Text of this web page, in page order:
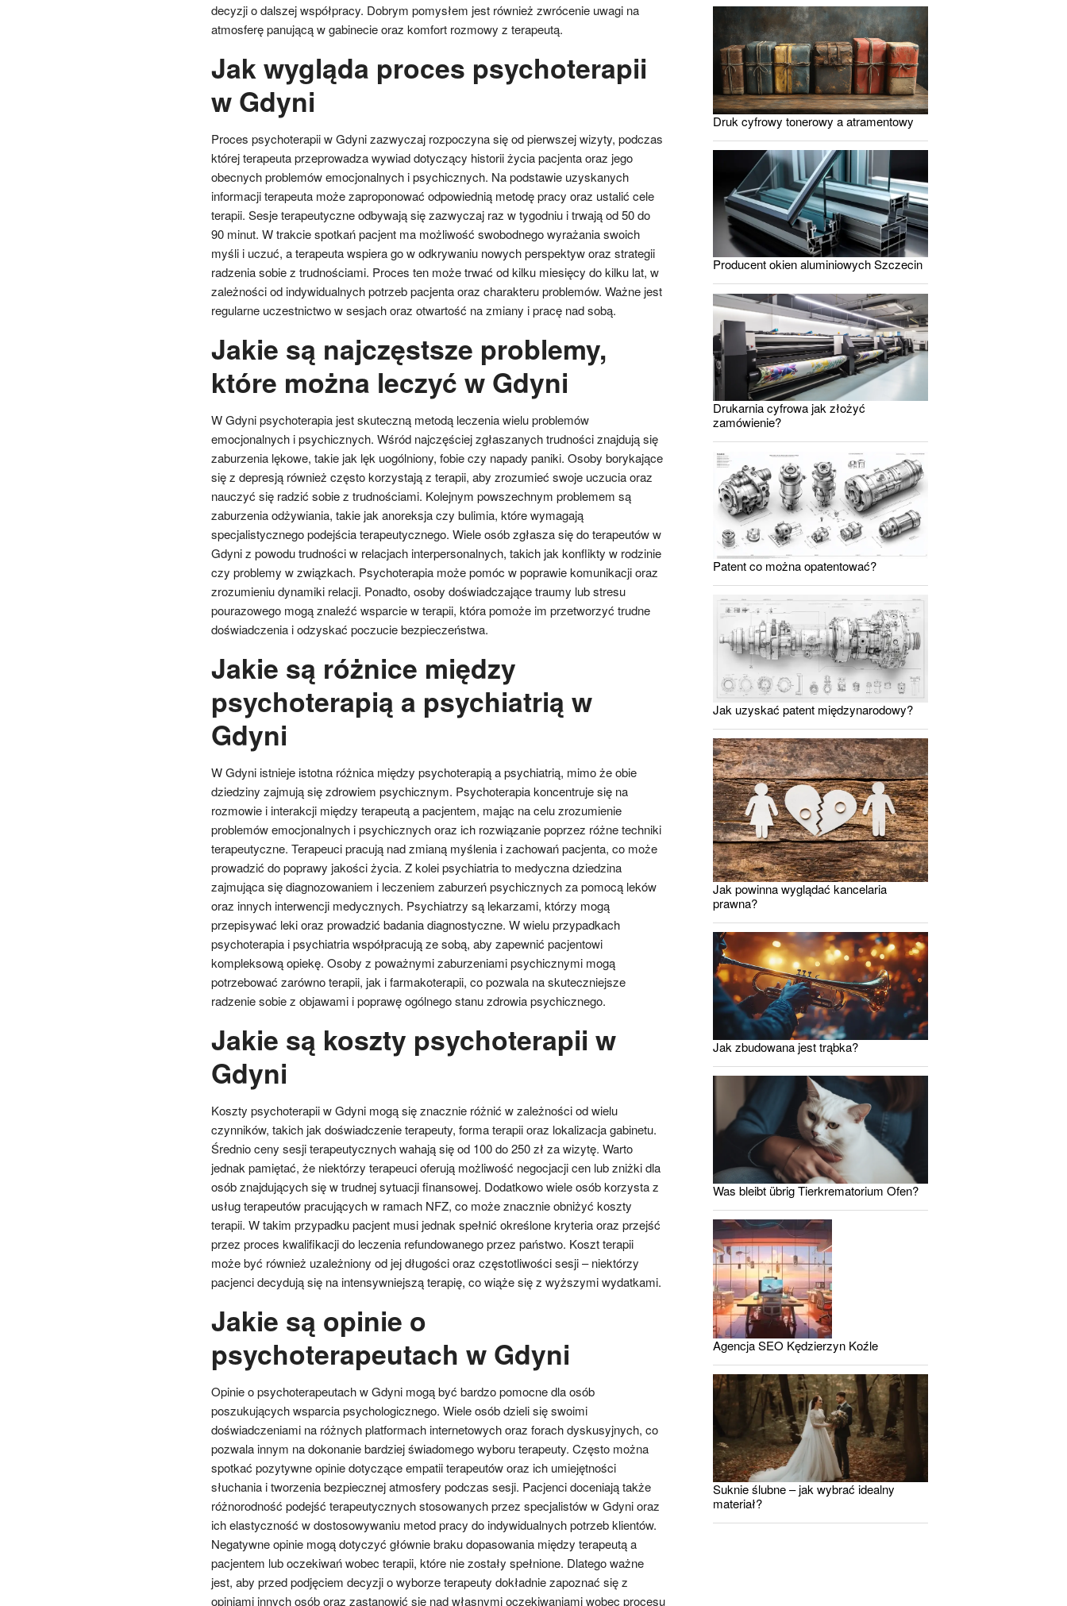
decyzji o dalszej współpracy. Dobrym pomysłem jest również zwrócenie uwagi na
atmosferę panującą w gabinecie oraz komfort rozmowy z terapeutą.
Jak wygląda proces psychoterapii
w Gdyni
Proces psychoterapii w Gdyni zazwyczaj rozpoczyna się od pierwszej wizyty, podczas
której terapeuta przeprowadza wywiad dotyczący historii życia pacjenta oraz jego
obecnych problemów emocjonalnych i psychicznych. Na podstawie uzyskanych
informacji terapeuta może zaproponować odpowiednią metodę pracy oraz ustalić cele
terapii. Sesje terapeutyczne odbywają się zazwyczaj raz w tygodniu i trwają od 50 do
90 minut. W trakcie spotkań pacjent ma możliwość swobodnego wyrażania swoich
myśli i uczuć, a terapeuta wspiera go w odkrywaniu nowych perspektyw oraz strategii
radzenia sobie z trudnościami. Proces ten może trwać od kilku miesięcy do kilku lat, w
zależności od indywidualnych potrzeb pacjenta oraz charakteru problemów. Ważne jest
regularne uczestnictwo w sesjach oraz otwartość na zmiany i pracę nad sobą.
Jakie są najczęstsze problemy,
które można leczyć w Gdyni
W Gdyni psychoterapia jest skuteczną metodą leczenia wielu problemów
emocjonalnych i psychicznych. Wśród najczęściej zgłaszanych trudności znajdują się
zaburzenia lękowe, takie jak lęk uogólniony, fobie czy napady paniki. Osoby borykające
się z depresją również często korzystają z terapii, aby zrozumieć swoje uczucia oraz
nauczyć się radzić sobie z trudnościami. Kolejnym powszechnym problemem są
zaburzenia odżywiania, takie jak anoreksja czy bulimia, które wymagają
specjalistycznego podejścia terapeutycznego. Wiele osób zgłasza się do terapeutów w
Gdyni z powodu trudności w relacjach interpersonalnych, takich jak konflikty w rodzinie
czy problemy w związkach. Psychoterapia może pomóc w poprawie komunikacji oraz
zrozumieniu dynamiki relacji. Ponadto, osoby doświadczające traumy lub stresu
pourazowego mogą znaleźć wsparcie w terapii, która pomoże im przetworzyć trudne
doświadczenia i odzyskać poczucie bezpieczeństwa.
Jakie są różnice między
psychoterapią a psychiatrią w
Gdyni
W Gdyni istnieje istotna różnica między psychoterapią a psychiatrią, mimo że obie
dziedziny zajmują się zdrowiem psychicznym. Psychoterapia koncentruje się na
rozmowie i interakcji między terapeutą a pacjentem, mając na celu zrozumienie
problemów emocjonalnych i psychicznych oraz ich rozwiązanie poprzez różne techniki
terapeutyczne. Terapeuci pracują nad zmianą myślenia i zachowań pacjenta, co może
prowadzić do poprawy jakości życia. Z kolei psychiatria to medyczna dziedzina
zajmująca się diagnozowaniem i leczeniem zaburzeń psychicznych za pomocą leków
oraz innych interwencji medycznych. Psychiatrzy są lekarzami, którzy mogą
przepisywać leki oraz prowadzić badania diagnostyczne. W wielu przypadkach
psychoterapia i psychiatria współpracują ze sobą, aby zapewnić pacjentowi
kompleksową opiekę. Osoby z poważnymi zaburzeniami psychicznymi mogą
potrzebować zarówno terapii, jak i farmakoterapii, co pozwala na skuteczniejsze
radzenie sobie z objawami i poprawę ogólnego stanu zdrowia psychicznego.
Jakie są koszty psychoterapii w
Gdyni
Koszty psychoterapii w Gdyni mogą się znacznie różnić w zależności od wielu
czynników, takich jak doświadczenie terapeuty, forma terapii oraz lokalizacja gabinetu.
Średnio ceny sesji terapeutycznych wahają się od 100 do 250 zł za wizytę. Warto
jednak pamiętać, że niektórzy terapeuci oferują możliwość negocjacji cen lub zniżki dla
osób znajdujących się w trudnej sytuacji finansowej. Dodatkowo wiele osób korzysta z
usług terapeutów pracujących w ramach NFZ, co może znacznie obniżyć koszty
terapii. W takim przypadku pacjent musi jednak spełnić określone kryteria oraz przejść
przez proces kwalifikacji do leczenia refundowanego przez państwo. Koszt terapii
może być również uzależniony od jej długości oraz częstotliwości sesji – niektórzy
pacjenci decydują się na intensywniejszą terapię, co wiąże się z wyższymi wydatkami.
Jakie są opinie o
psychoterapeutach w Gdyni
Opinie o psychoterapeutach w Gdyni mogą być bardzo pomocne dla osób
poszukujących wsparcia psychologicznego. Wiele osób dzieli się swoimi
doświadczeniami na różnych platformach internetowych oraz forach dyskusyjnych, co
pozwala innym na dokonanie bardziej świadomego wyboru terapeuty. Często można
spotkać pozytywne opinie dotyczące empatii terapeutów oraz ich umiejętności
słuchania i tworzenia bezpiecznej atmosfery podczas sesji. Pacjenci doceniają także
różnorodność podejść terapeutycznych stosowanych przez specjalistów w Gdyni oraz
ich elastyczność w dostosowywaniu metod pracy do indywidualnych potrzeb klientów.
Negatywne opinie mogą dotyczyć głównie braku dopasowania między terapeutą a
pacjentem lub oczekiwań wobec terapii, które nie zostały spełnione. Dlatego ważne
jest, aby przed podjęciem decyzji o wyborze terapeuty dokładnie zapoznać się z
opiniami innych osób oraz zastanowić się nad własnymi oczekiwaniami wobec procesu
Druk cyfrowy tonerowy a atramentowy
Producent okien aluminiowych Szczecin
Drukarnia cyfrowa jak złożyć
zamówienie?
Patent co można opatentować?
Jak uzyskać patent międzynarodowy?
Jak powinna wyglądać kancelaria
prawna?
Jak zbudowana jest trąbka?
Was bleibt übrig Tierkrematorium Ofen?
Agencja SEO Kędzierzyn Koźle
Suknie ślubne – jak wybrać idealny
materiał?